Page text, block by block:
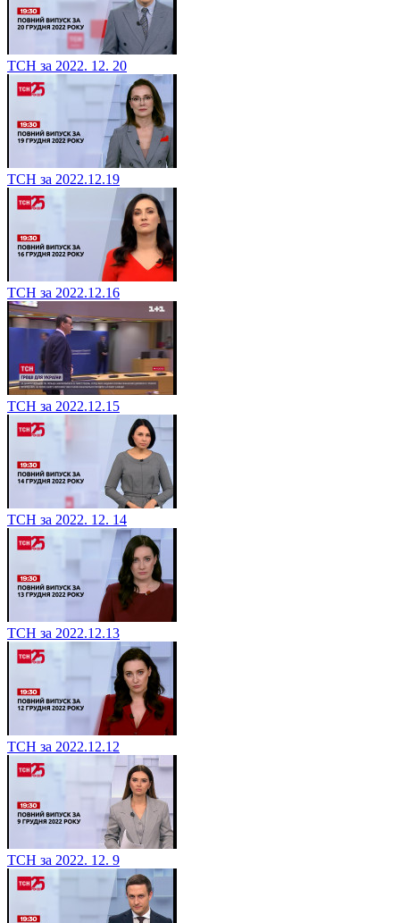
ТСН за 2022. 12. 20
ТСН за 2022.12.19
ТСН за 2022.12.16
ТСН за 2022.12.15
ТСН за 2022. 12. 14
ТСН за 2022.12.13
ТСН за 2022.12.12
ТСН за 2022. 12. 9